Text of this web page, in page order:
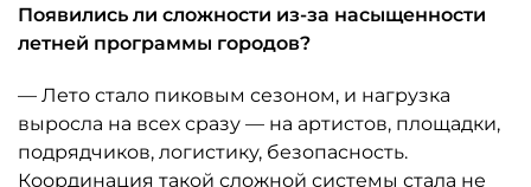
Появились ли сложности из-за насыщенности
летней программы городов?
— Лето стало пиковым сезоном, и нагрузка
выросла на всех сразу — на артистов, площадки,
подрядчиков, логистику, безопасность.
Координация такой сложной системы стала не